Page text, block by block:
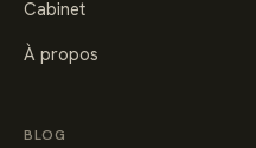
Cabinet
À propos
BLOG